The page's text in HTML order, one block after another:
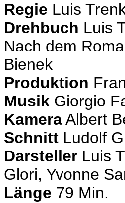
Regie Luis
Drehbuch Luis
Nach dem
Bienek
Produktion
Musik Giorgio
KameraAlbert
Schnitt Ludolf
Darsteller Luis
Glori, Yvonne
Länge 79 Min.